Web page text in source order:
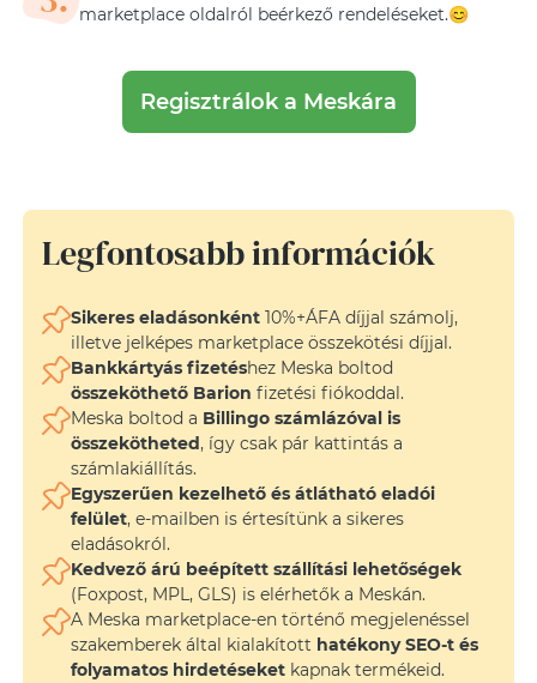
marketplace oldalról beérkező rendeléseket.😊
Regisztrálok a Meskára
Legfontosabb információk
Sikeres eladásonként10%+ÁFA díjjal számolj,
illetve jelképes marketplace összekötési díjjal.
Bankkártyás fizetéshez Meska boltod
összeköthető Barion fizetési fiókoddal.
Meska boltod a Billingo számlázóval is
összekötheted, így csak pár kattintás a
számlakiállítás.
Egyszerűen kezelhető és átlátható eladói
felület, e-mailben is értesítünk a sikeres
eladásokról.
Kedvező árú beépített szállítási lehetőségek
(Foxpost, MPL, GLS) is elérhetők a Meskán.
A Meska marketplace-en történő megjelenéssel
szakemberek által kialakított hatékony SEO-t és
folyamatos hirdetéseketkapnak termékeid.